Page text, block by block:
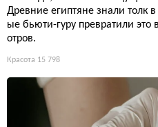
Древние египтяне знали толк
ые бьюти-гуру превратили
отров.
Красота 15 798